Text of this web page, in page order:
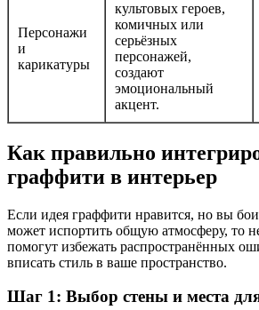
Персонажи
и
карикатуры
культовых героев,
комичных или
серьёзных
персонажей,
создают
эмоциональный
акцент.
Как правильно
граффити в интерьер
Если идея граффити нравится, но вы
может испортить общую атмосферу, то
помогут избежать распространённых
вписать стиль в ваше пространство.
Шаг 1: Выбор стены и места